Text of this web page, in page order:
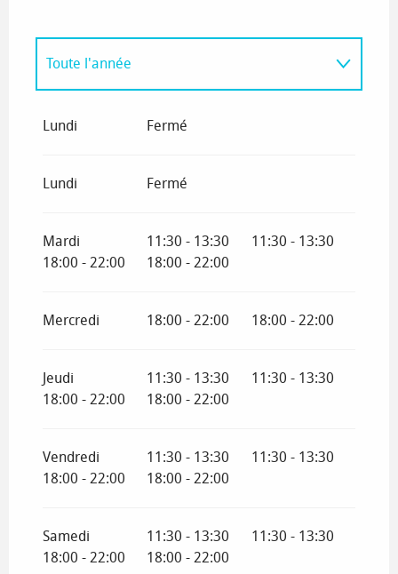
Toute l'année
Lundi Fermé
Lundi Fermé
Mardi 11:30 - 13:30
11:30 - 13:30
18:00 - 22:00
18:00 - 22:00
Mercredi 18:00 - 22:00 18:00 - 22:00
Jeudi 11:30 - 13:30
11:30 - 13:30
18:00 - 22:00
18:00 - 22:00
Vendredi 11:30 - 13:30
11:30 - 13:30
18:00 - 22:00
18:00 - 22:00
Samedi 11:30 - 13:30
11:30 - 13:30
18:00 - 22:00
18:00 - 22:00